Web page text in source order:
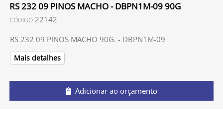
RS 232 09 PINOS MACHO - DBPN1M-09 90G
CÓDIGO 22142
RS 232 09 PINOS MACHO 90G. - DBPN1M-09
Mais detalhes
Adicionar ao orçamento